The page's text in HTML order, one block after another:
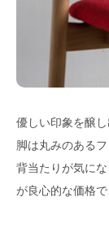
優しい印象を醸
脚は丸みのある
背当たりが気に
が良心的な価格